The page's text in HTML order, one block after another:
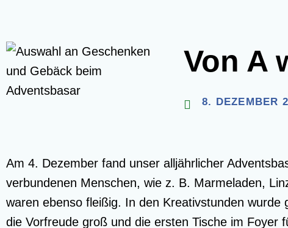
Von A
8. DEZEMBER
Am 4. Dezem­ber fand unser all­jähr­li­cher
ver­bun­de­nen Men­schen, wie z. B. Mar­me­la­den,
waren eben­so flei­ßig. In den Krea­tiv­stun­den
die Vor­freu­de groß und die ers­ten Tische im Foy­er